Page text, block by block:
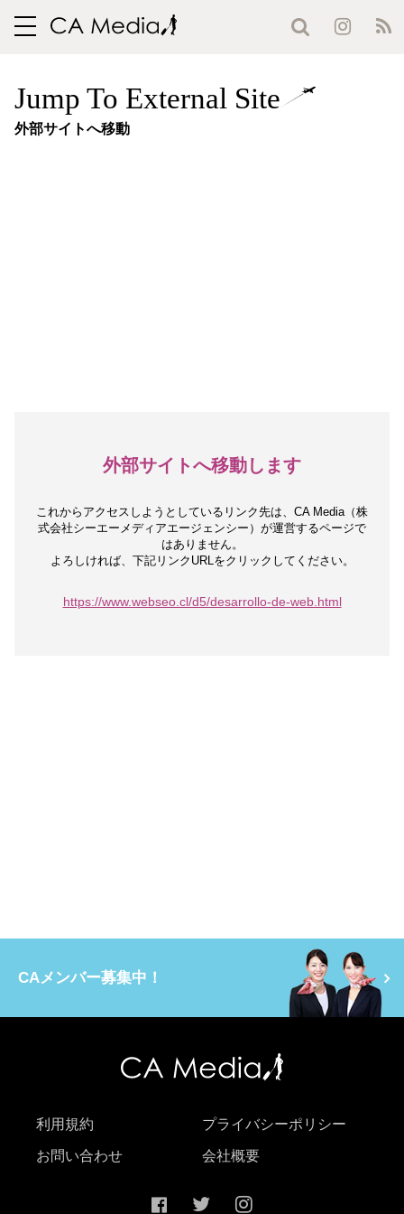
toggle
Jump To External Site
外部サイトへ移動
外部サイトへ移動します
これからアクセスしようとしているリンク先は、 CA Media（株
式会社シーエーメディアエージェンシー）が運営するページで
はありません。
よろしければ、下記リンクURLをクリックしてください。
https://www.webseo.cl/d5/desarrollo-de-web.html
CAメンバー募集中！
利用規約 プライバシーポリシー
お問い合わせ 会社概要